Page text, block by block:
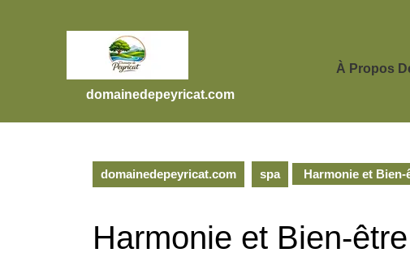
domainedepeyricat.com
À Propos
domainedepeyricat.com spa Harmonie et
Harmonie et Bien-